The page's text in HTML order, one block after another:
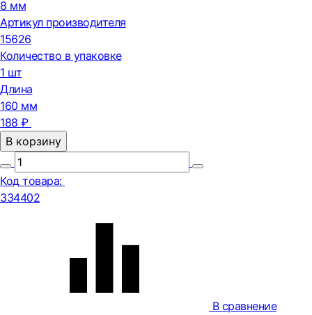
8 мм
Артикул производителя
15626
Количество в упаковке
1 шт
Длина
160 мм
188 ₽
В корзину
Код товара:
334402
В сравнение